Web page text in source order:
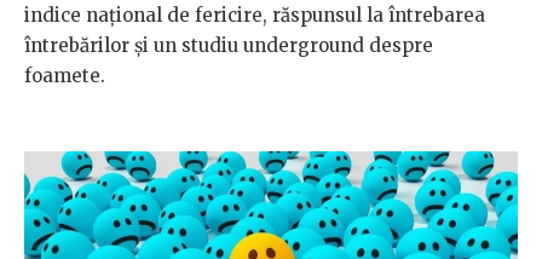
indice național de fericire, răspunsul la întrebarea
întrebărilor și un studiu underground despre
foamete.